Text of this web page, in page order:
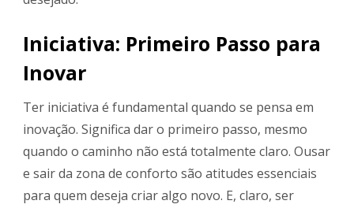
Iniciativa: Primeiro Passo para
Inovar
Ter iniciativa é fundamental quando se pensa em
inovação. Significa dar o primeiro passo, mesmo
quando o caminho não está totalmente claro. Ousar
e sair da zona de conforto são atitudes essenciais
para quem deseja criar algo novo. E, claro, ser